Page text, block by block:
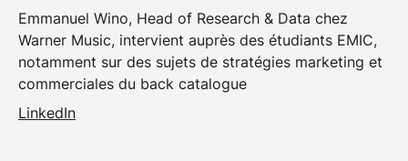
Emmanuel Wino, Head of Research & Data chez
Warner Music, intervient auprès des étudiants EMIC,
notamment sur des sujets de stratégies marketing et
commerciales du back catalogue
LinkedIn